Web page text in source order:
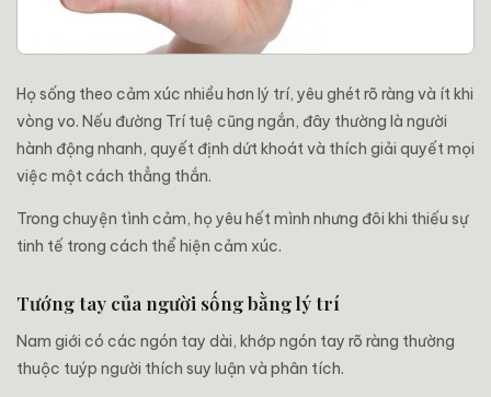
Họ sống theo cảm xúc nhiều hơn lý trí, yêu ghét rõ ràng và ít khi
vòng vo. Nếu đường Trí tuệ cũng ngắn, đây thường là người
hành động nhanh, quyết định dứt khoát và thích giải quyết mọi
việc một cách thẳng thắn.
Trong chuyện tình cảm, họ yêu hết mình nhưng đôi khi thiếu sự
tinh tế trong cách thể hiện cảm xúc.
Tướng tay của người sống bằng lý trí
Nam giới có các ngón tay dài, khớp ngón tay rõ ràng thường
thuộc tuýp người thích suy luận và phân tích.